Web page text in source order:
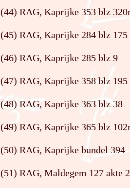
(44) RAG, Kaprijke 353 blz
(45) RAG, Kaprijke 284 blz 175
(46) RAG, Kaprijke 285 blz 9
(47) RAG, Kaprijke 358 blz 195
(48) RAG, Kaprijke 363 blz 38
(49) RAG, Kaprijke 365 blz
(50) RAG, Kaprijke bundel 394
(51) RAG, Maldegem 127 akte 2